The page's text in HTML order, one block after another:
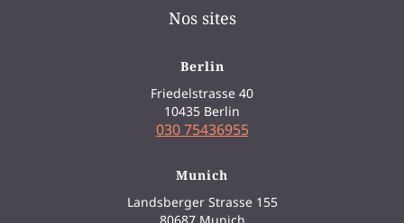
Nos sites
Berlin
Friedelstrasse 40
10435 Berlin
030 75436955
Munich
Landsberger Strasse 155